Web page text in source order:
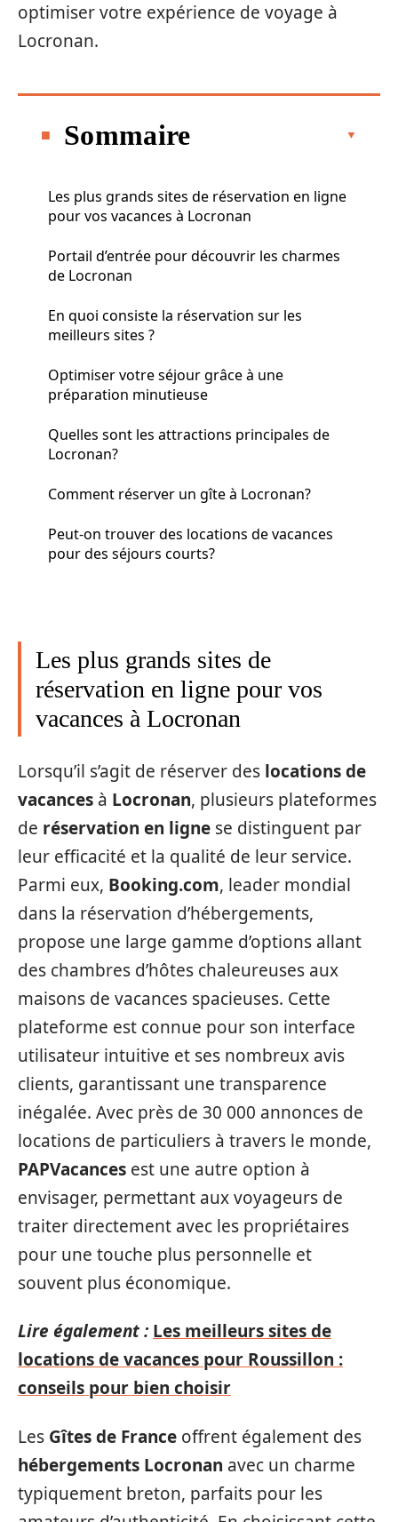
optimiser votre expérience de voyage à
Locronan.
Sommaire
Les plus grands sites de réservation en ligne
pour vos vacances à Locronan
Portail d’entrée pour découvrir les charmes
de Locronan
En quoi consiste la réservation sur les
meilleurs sites ?
Optimiser votre séjour grâce à une
préparation minutieuse
Quelles sont les attractions principales de
Locronan?
Comment réserver un gîte à Locronan?
Peut-on trouver des locations de vacances
pour des séjours courts?
Les plus grands sites de
réservation en ligne pour vos
vacances à Locronan
Lorsqu’il s’agit de réserver des locations de
vacances à Locronan, plusieurs plateformes
de réservation en ligne se distinguent par
leur efficacité et la qualité de leur service.
Parmi eux, Booking.com, leader mondial
dans la réservation d’hébergements,
propose une large gamme d’options allant
des chambres d’hôtes chaleureuses aux
maisons de vacances spacieuses. Cette
plateforme est connue pour son interface
utilisateur intuitive et ses nombreux avis
clients, garantissant une transparence
inégalée. Avec près de 30 000 annonces de
locations de particuliers à travers le monde,
PAPVacances est une autre option à
envisager, permettant aux voyageurs de
traiter directement avec les propriétaires
pour une touche plus personnelle et
souvent plus économique.
Lire également : Les meilleurs sites de
locations de vacances pour Roussillon :
conseils pour bien choisir
Les Gîtes de France offrent également des
hébergements Locronan avec un charme
typiquement breton, parfaits pour les